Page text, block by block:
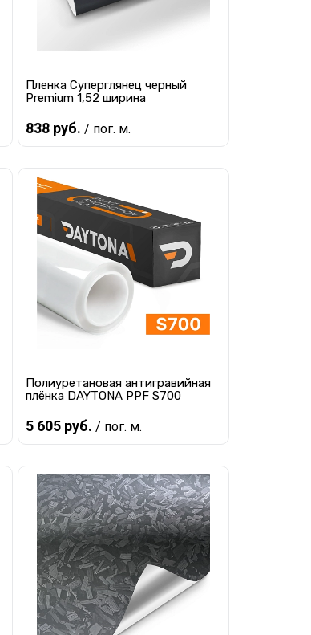
Шлифованный алюминий
Инструменты для
автовинила
Пленка Суперглянец черный
Premium 1,52 ширина
838 руб. / пог. м.
Купить в 1 клик К сравнению
В избранное В наличии
Полиуретановая антигравийная
плёнка DAYTONA PPF S700
5 605 руб. / пог. м.
В корзину
Купить в 1 клик К сравнению
В избранное В наличии